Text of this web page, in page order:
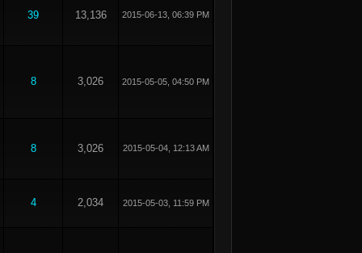
39 13,136 2015-06-13, 06:39 PM
8 3,026 2015-05-05, 04:50 PM
8 3,026 2015-05-04, 12:13 AM
4 2,034 2015-05-03, 11:59 PM